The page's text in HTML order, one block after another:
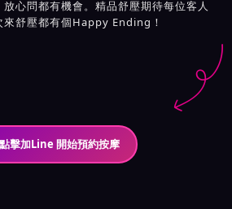
放心問都有機會。精品舒壓期待每位客人
來舒壓都有個Happy Ending！
點擊加Line 開始預約按摩